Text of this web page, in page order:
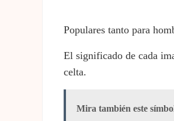
Populares tanto para
El significado de cada
celta.
Mira también este